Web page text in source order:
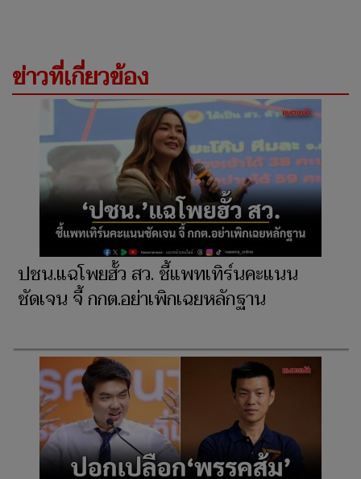
ข่าวที่เกี่ยวข้อง
ปชน.แฉโพยฮั้ว สว. ชี้แพทเทิร์นคะแนน
ชัดเจน จี้ กกต.อย่าเพิกเฉยหลักฐาน